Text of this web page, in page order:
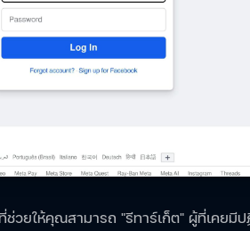
ช่วยให้คุณสามารถ "รีทาร์เก็ต" ผู้ที่เคย